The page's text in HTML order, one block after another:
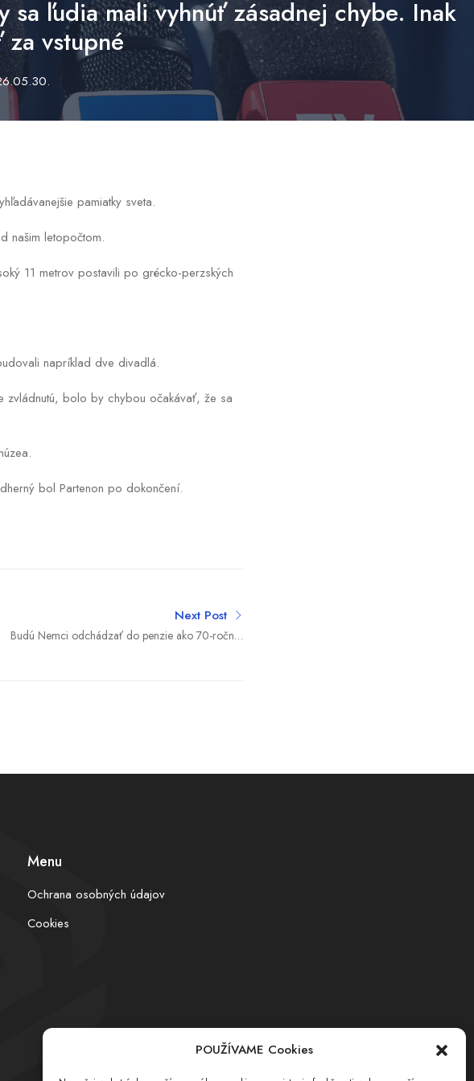
POUŽÍVAME Cookies
sa ľudia mali vyhnúť zásadnej chybe. Inak
vstupné
pamiatky sveta.
našim letopočtom.
11 metrov postavili po grécko-perzských
napríklad dve divadlá.
zvládnutú, bolo by chybou očakávať, že sa
bol Partenon po dokončení.
Next Post
Budú Nemci odchádzať do penzie ako 70-roční?
Menu
Ochrana osobných údajov
Cookies